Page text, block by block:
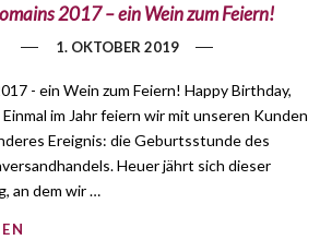
2017 – ein Wein zum Feiern!
1. OKTOBER 2019
- ein Wein zum Feiern! Happy Birthday,
im Jahr feiern wir mit unseren Kunden
Ereignis: die Geburtsstunde des
Heuer jährt sich dieser
an dem wir …